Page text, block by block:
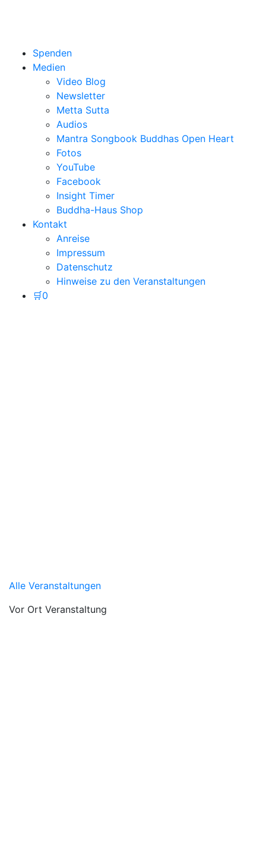
Spenden
Medien
Video Blog
Newsletter
Metta Sutta
Audios
Mantra Songbook Buddhas Open Heart
Fotos
YouTube
Facebook
Insight Timer
Buddha-Haus Shop
Kontakt
Anreise
Impressum
Datenschutz
Hinweise zu den Veranstaltungen
🛒0
Alle Veranstaltungen
Vor Ort Veranstaltung